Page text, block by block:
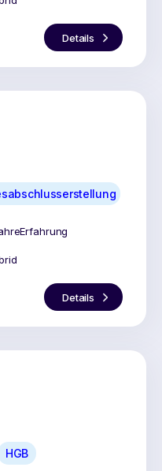
Details
eErfahrung
Details
HGB